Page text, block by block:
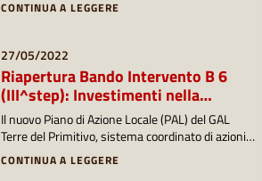
Strategia di Sviluppo Locale (SSL) che mira alla
che attribuisce valore alle identità, al capitale
sociale e al patrimonio culturale autoctono.
CONTINUA A LEGGERE
27/05/2022
Riapertura Bando Intervento B 6
(III^step): Investimenti nella
trasformazione,
commercializzazione e sviluppo
della produzione tipica locale
Il nuovo Piano di Azione Locale (PAL) del GAL
Terre del Primitivo, sistema coordinato di azioni e
interventi, nasce dall’elaborazione di una
Strategia di Sviluppo Locale (SSL) che mira alla
CONTINUA A LEGGERE